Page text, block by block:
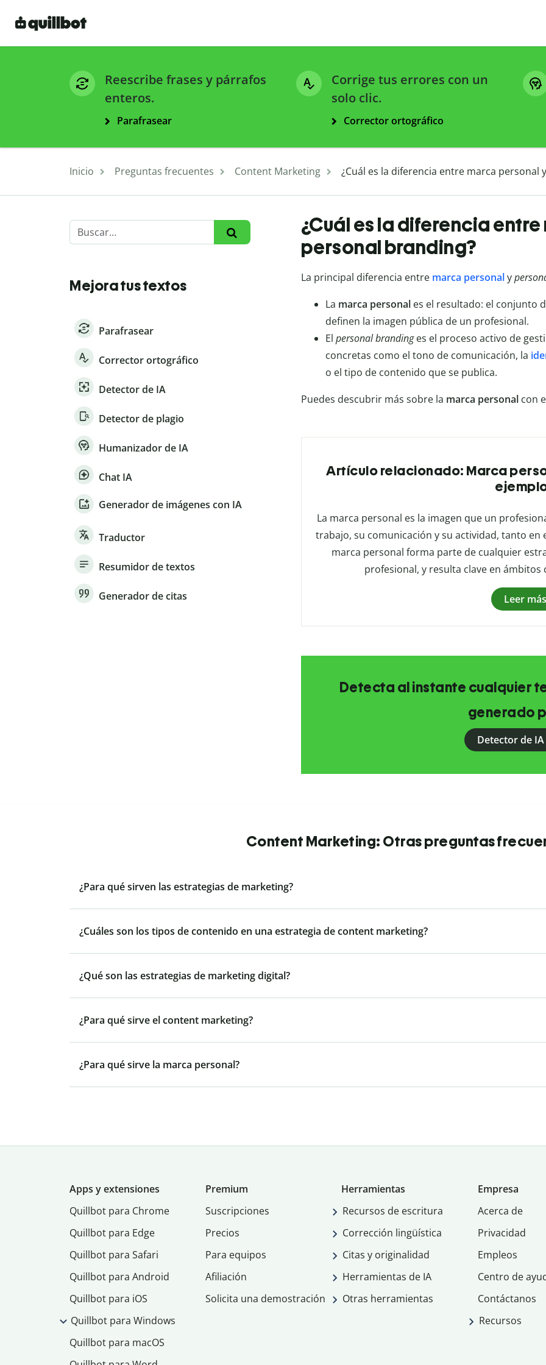
Reescribe frases y párrafos
enteros.
Parafrasear
Corrige tus errores con un
solo clic.
Corrector ortográfico
Inicio Preguntas frecuentes Content Marketing ¿Cuál es la diferencia entre marca personal
Mejora tus textos
Parafrasear
Corrector ortográfico
Detector de IA
Detector de plagio
Humanizador de IA
Chat IA
Generador de imágenes con IA
Traductor
Resumidor de textos
Generador de citas
¿Cuál es la diferencia
personal branding?
La principal diferencia entre marca personaly
La marca personal es el resultado: el conjunto
definen la imagen pública de un profesional.
El personal brandinges el proceso activo de
concretas como el tono de comunicación, la
o el tipo de contenido que se publica.
Puedes descubrir más sobre la marca personalcon
Artículo relacionado: Marca
La marca personal es la imagen que un
trabajo, su comunicación y su actividad, tanto
marca personal forma parte de cualquier
profesional, y resulta clave en
Leer más
Detecta al instante cualquier
generado
Detector de
Content Marketing: Otras preguntas
¿Para qué sirven las estrategias de marketing?
¿Cuáles son los tipos de contenido en una estrategia de content marketing?
¿Qué son las estrategias de marketing digital?
¿Para qué sirve el content marketing?
¿Para qué sirve la marca personal?
Apps y extensiones
Quillbot para Chrome
Quillbot para Edge
Quillbot para Safari
Quillbot para Android
Quillbot para iOS
Quillbot para Windows
Quillbot para macOS
Premium
Suscripciones
Precios
Para equipos
Afiliación
Solicita una demostración
Herramientas
Recursos de escritura
Corrección lingüística
Citas y originalidad
Herramientas de IA
Otras herramientas
Empresa
Acerca de
Privacidad
Empleos
Centro de
Contáctanos
Recursos